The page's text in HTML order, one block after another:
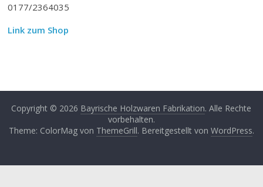
0177/2364035
Link zum Shop
Copyright © 2026 Bayrische Holzwaren Fabrikation. Alle Rechte
vorbehalten.
Theme: ColorMag von ThemeGrill. Bereitgestellt von WordPress.